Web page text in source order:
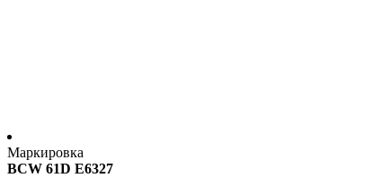
Маркировка
BCW 61D E6327